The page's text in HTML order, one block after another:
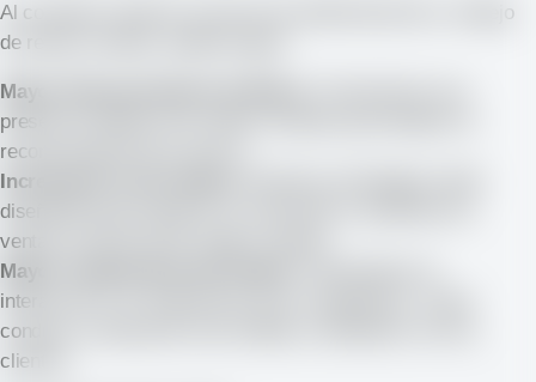
Al contratar nuestros servicios de administración y manejo
de redes sociales, puedes lograr:
Mayor Reconocimiento de Marca:
presencia sólida en las redes sociales que fortalece el
reconocimiento de tu marca.
Incremento en las Ventas:
diseñadas para impulsar la conversión y aumentar tus
ventas a través de las redes sociales.
Mayor Compromiso del Cliente:
interacción y el compromiso de tus seguidores, lo que
conduce a relaciones más sólidas y duraderas con tus
clientes.